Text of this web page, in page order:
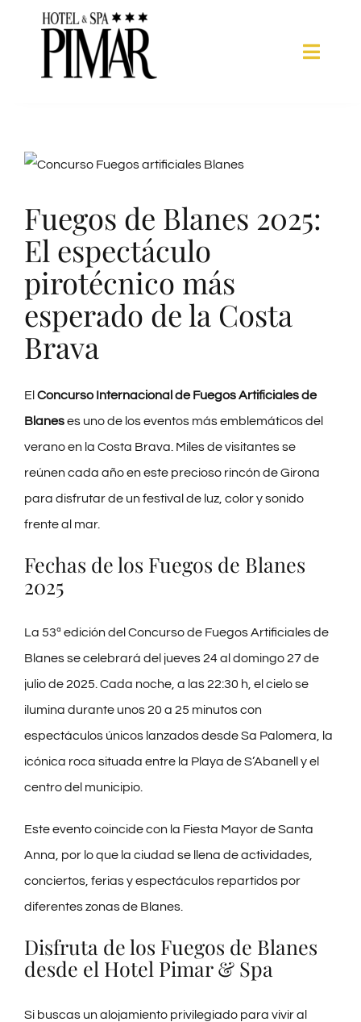
Toggle
SERVICIOS
SPA
BLANES
GALERÍA
Ver
más
grande
Fuegos de Blanes 2025:
El espectáculo
pirotécnico más
esperado de la Costa
Brava
El Concurso Internacional de Fuegos Artificiales de
Blaneses uno de los eventos más emblemáticos del
verano en la Costa Brava. Miles de visitantes se
reúnen cada año en este precioso rincón de Girona
para disfrutar de un festival de luz, color y sonido
frente al mar.
Fechas de los Fuegos de Blanes
2025
La 53ª edición del Concurso de Fuegos Artificiales de
Blanes se celebrará del jueves 24 al domingo 27 de
julio de 2025. Cada noche, a las 22:30 h, el cielo se
ilumina durante unos 20 a 25 minutos con
espectáculos únicos lanzados desde Sa Palomera, la
icónica roca situada entre la Playa de S’Abanell y el
centro del municipio.
Este evento coincide con la Fiesta Mayor de Santa
Anna, por lo que la ciudad se llena de actividades,
conciertos, ferias y espectáculos repartidos por
diferentes zonas de Blanes.
Disfruta de los Fuegos de Blanes
desde el Hotel Pimar & Spa
Si buscas un alojamiento privilegiado para vivir al